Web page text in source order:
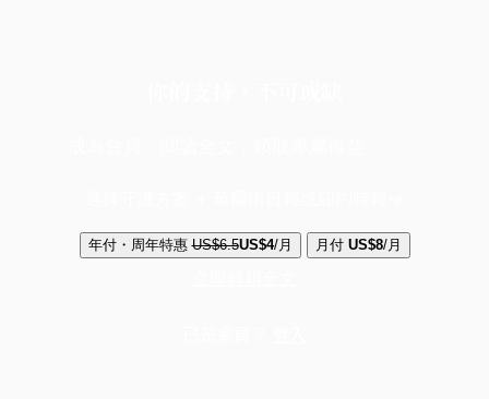
年付・周年特惠 US$6.5US$4/月 月付 US$8/月